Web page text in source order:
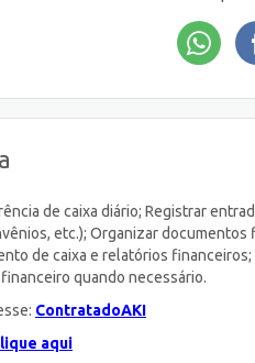
de caixa diário; Registrar
etc.); Organizar
de caixa e relatórios
quando necessário.
ContratadoAKI
aqui